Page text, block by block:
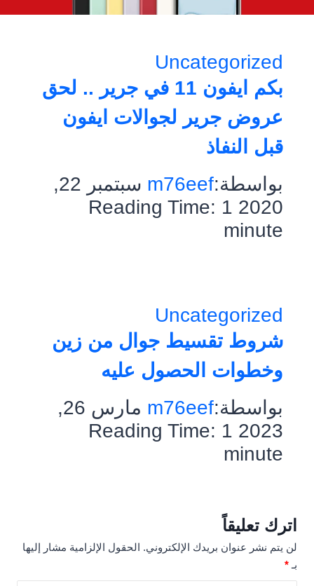
Uncategorized
بكم ايفون 11 في جرير .. لحق
عروض جرير لجوالات ايفون
قبل النفاذ
بواسطة:m76eef
سبتمبر 22,
2020
Reading Time: 1
minute
Uncategorized
شروط تقسيط جوال من زين
وخطوات الحصول عليه
بواسطة:m76eef
مارس 26,
2023
Reading Time: 1
minute
اترك تعليقاً
لن يتم نشر عنوان بريدك الإلكتروني. الحقول الإلزامية مشار إليها
بـ *